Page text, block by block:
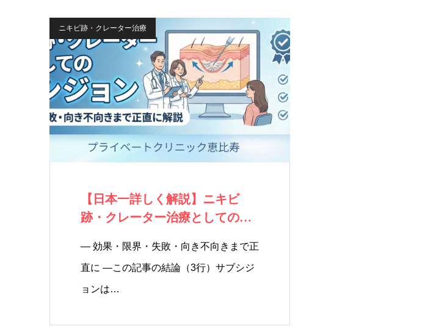
ニキビ跡・クレーター治療
【日本一詳しく解説】ニキビ
跡・クレーター治療としてのサ
― 効果・限界・失敗・向き不向きまで正
直に ―この記事の結論（3行）サブシジ
ョンは…